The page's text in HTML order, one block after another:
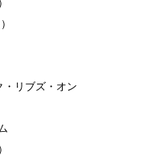
リブズ・オン